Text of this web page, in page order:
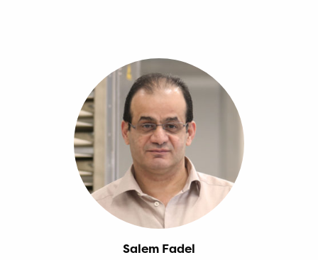
Salem Fadel